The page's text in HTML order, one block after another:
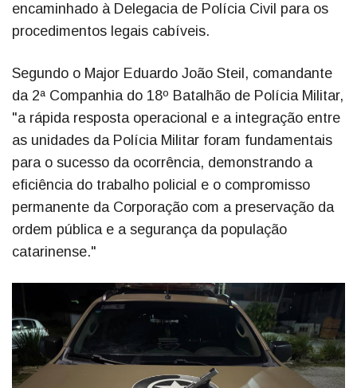
encaminhado à Delegacia de Polícia Civil para os
procedimentos legais cabíveis.
Segundo o Major Eduardo João Steil, comandante
da 2ª Companhia do 18º Batalhão de Polícia Militar,
"a rápida resposta operacional e a integração entre
as unidades da Polícia Militar foram fundamentais
para o sucesso da ocorrência, demonstrando a
eficiência do trabalho policial e o compromisso
permanente da Corporação com a preservação da
ordem pública e a segurança da população
catarinense."